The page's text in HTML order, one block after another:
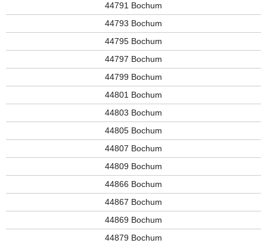
44791 Bochum
44793 Bochum
44795 Bochum
44797 Bochum
44799 Bochum
44801 Bochum
44803 Bochum
44805 Bochum
44807 Bochum
44809 Bochum
44866 Bochum
44867 Bochum
44869 Bochum
44879 Bochum